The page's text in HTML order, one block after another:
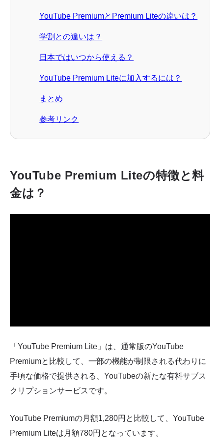
YouTube PremiumとPremium Liteの違いは？
学割との違いは？
日本ではいつから使える？
YouTube Premium Liteに加入するには？
まとめ
参考リンク
YouTube Premium Liteの特徴と料
金は？
「YouTube Premium Lite」は、通常版のYouTube
Premiumと比較して、一部の機能が制限される代わりに
手頃な価格で提供される、YouTubeの新たな有料サブス
クリプションサービスです。
YouTube Premiumの月額1,280円と比較して、YouTube
Premium Liteは月額780円となっています。